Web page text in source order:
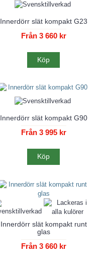
Innerdörr slät kompakt G23
Från 3 660 kr
Köp
Innerdörr slät kompakt G90
Från 3 995 kr
Köp
Innerdörr slät kompakt runt
glas
Från 3 660 kr